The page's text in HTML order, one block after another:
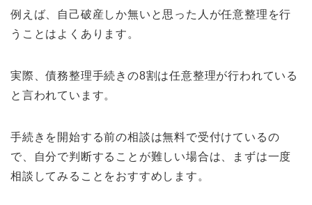
例えば、自己破産しか無いと思った人が任意整理を行
うことはよくあります。
実際、債務整理手続きの8割は任意整理が行われている
と言われています。
手続きを開始する前の相談は無料で受付けているの
で、自分で判断することが難しい場合は、まずは一度
相談してみることをおすすめします。